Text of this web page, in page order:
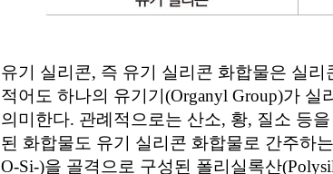
유기 실리콘, 즉 유기 실리콘 화합물은 실
적어도 하나의 유기기(Organyl Group)가
의미한다. 관례적으로는 산소, 황, 질소 등
된 화합물도 유기 실리콘 화합물로 간주하
O-Si-)을 골격으로 구성된 폴리실록산